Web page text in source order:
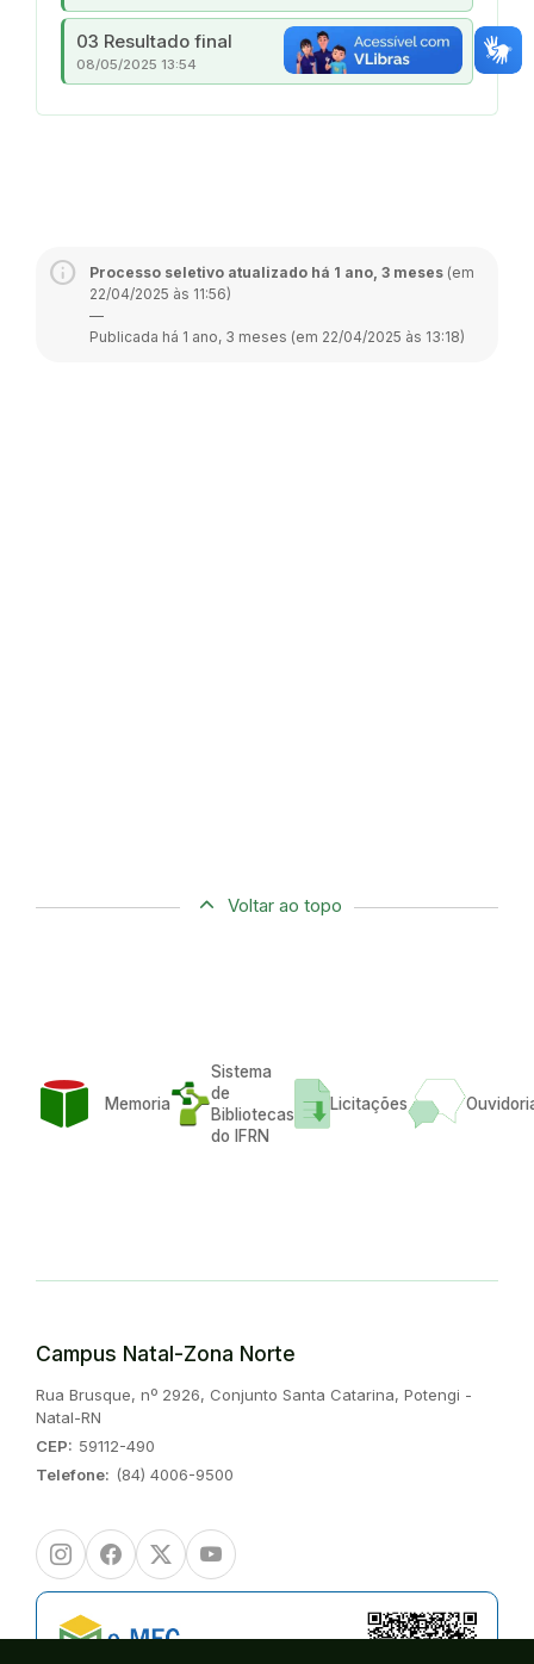
03 Resultado final download
PDF
08/05/2025 13:54
Processo seletivo atualizado há 1 ano, 3 meses (em
22/04/2025 às 11:56)
—
Publicada há 1 ano, 3 meses (em 22/04/2025 às 13:18)
Voltar ao topo
Memoria
Sistema
de
Bibliotecas
do IFRN
Licitações
Campus Natal-Zona Norte
Endereço:
Rua Brusque, nº 2926, Conjunto Santa Catarina, Potengi -
Natal-RN
CEP: 59112-490
Telefone: (84) 4006-9500
InstagramFacebookTwitter/XYoutube